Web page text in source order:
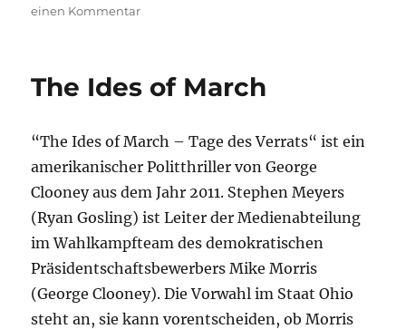
einen Kommentarzu
The Ides of March
“The Ides of March – Tage des Verrats“ ist ein
amerikanischer Politthriller von George
Clooney aus dem Jahr 2011. Stephen Meyers
(Ryan Gosling) ist Leiter der Medienabteilung
im Wahlkampfteam des demokratischen
Präsidentschaftsbewerbers Mike Morris
(George Clooney). Die Vorwahl im Staat Ohio
steht an, sie kann vorentscheiden, ob Morris